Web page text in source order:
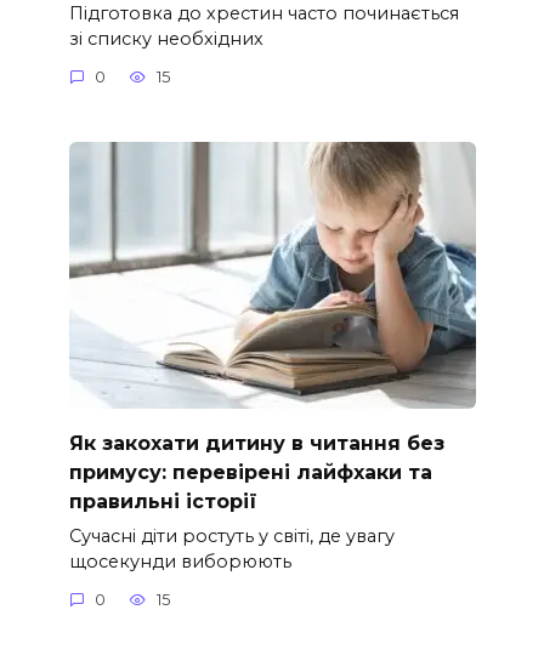
Підготовка до хрестин часто починається
зі списку необхідних
0 15
Як закохати дитину в читання без
примусу: перевірені лайфхаки та
правильні історії
Сучасні діти ростуть у світі, де увагу
щосекунди виборюють
0 15